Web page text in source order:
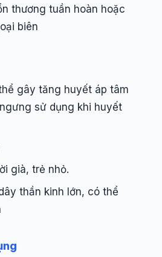
thương tuần hoàn hoặc
biên
gây tăng huyết áp tâm
sử dụng khi huyết
già, trẻ nhỏ.
thần kinh lớn, có thể